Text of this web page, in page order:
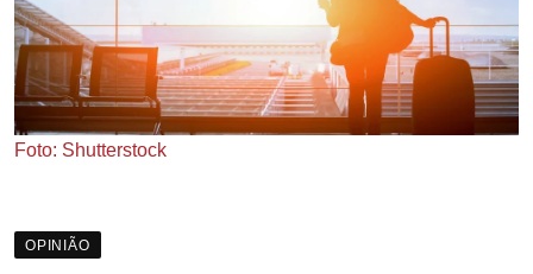
Foto: Shutterstock
OPINIÃO